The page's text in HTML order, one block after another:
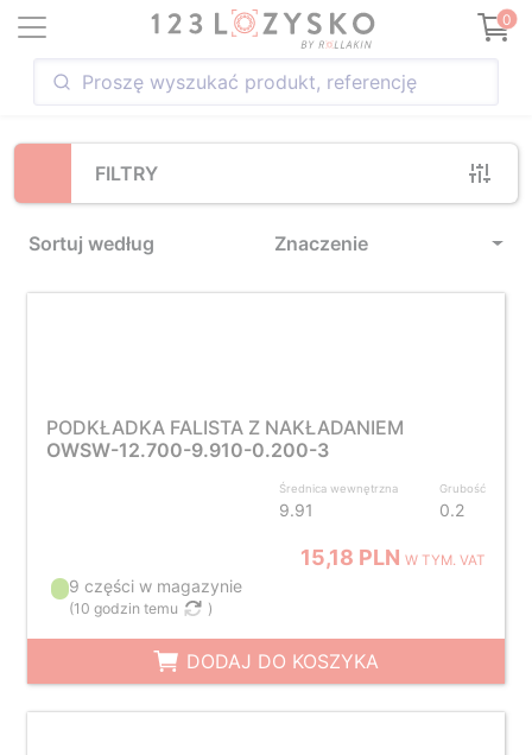
0
FILTRY
Sortuj według Znaczenie
Loading...
PODKŁADKA FALISTA Z NAKŁADANIEM
OWSW-12.700-9.910-0.200-3
Średnica wewnętrzna
9.91
Grubość
0.2
15,18 PLNW TYM. VAT
9 części w magazynie
(10 godzin temu )
DODAJ DO KOSZYKA